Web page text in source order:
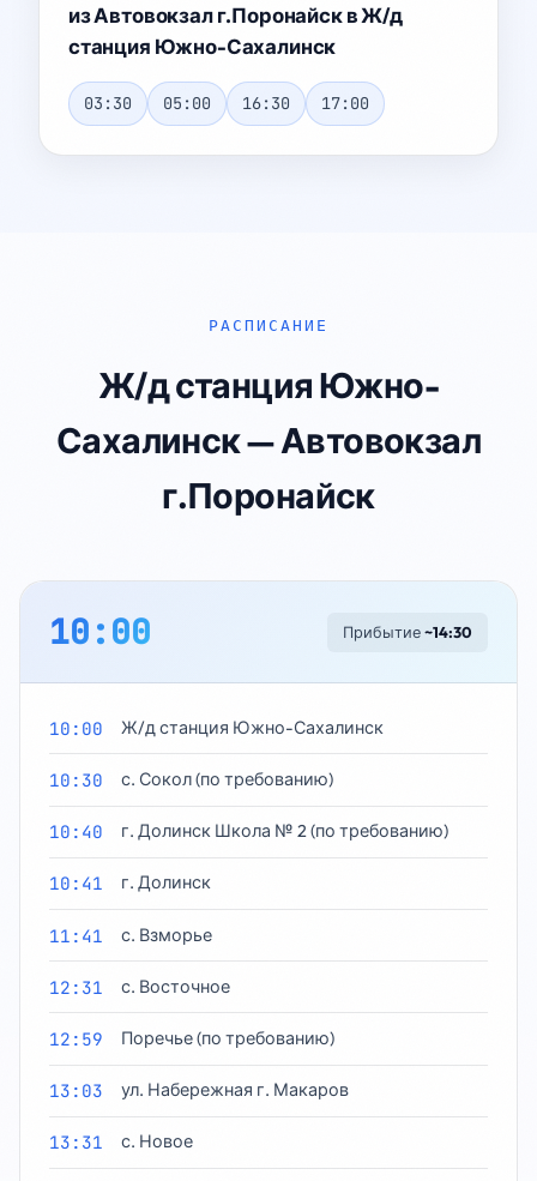
из Автовокзал г.Поронайск в Ж/д
станция Южно-Сахалинск
03:30 05:00 16:30 17:00
РАСПИСАНИЕ
Ж/д станция Южно-
Сахалинск — Автовокзал
г.Поронайск
10:00 Прибытие~14:30
10:00 Ж/д станция Южно-Сахалинск
10:30 с. Сокол (по требованию)
10:40 г. Долинск Школа № 2 (по требованию)
10:41 г. Долинск
11:41 с. Взморье
12:31 с. Восточное
12:59 Поречье (по требованию)
13:03 ул. Набережная г. Макаров
13:31 с. Новое